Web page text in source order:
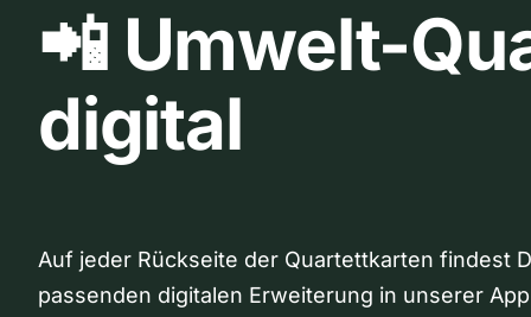
📲 Umwelt-
digital
Auf jeder Rückseite der Quartettkarten findest
passenden digitalen Erweiterung in unserer